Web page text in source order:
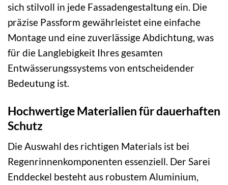
sich stilvoll in jede Fassadengestaltung ein. Die
präzise Passform gewährleistet eine einfache
Montage und eine zuverlässige Abdichtung, was
für die Langlebigkeit Ihres gesamten
Entwässerungssystems von entscheidender
Bedeutung ist.
Hochwertige Materialien für dauerhaften
Schutz
Die Auswahl des richtigen Materials ist bei
Regenrinnenkomponenten essenziell. Der Sarei
Enddeckel besteht aus robustem Aluminium,